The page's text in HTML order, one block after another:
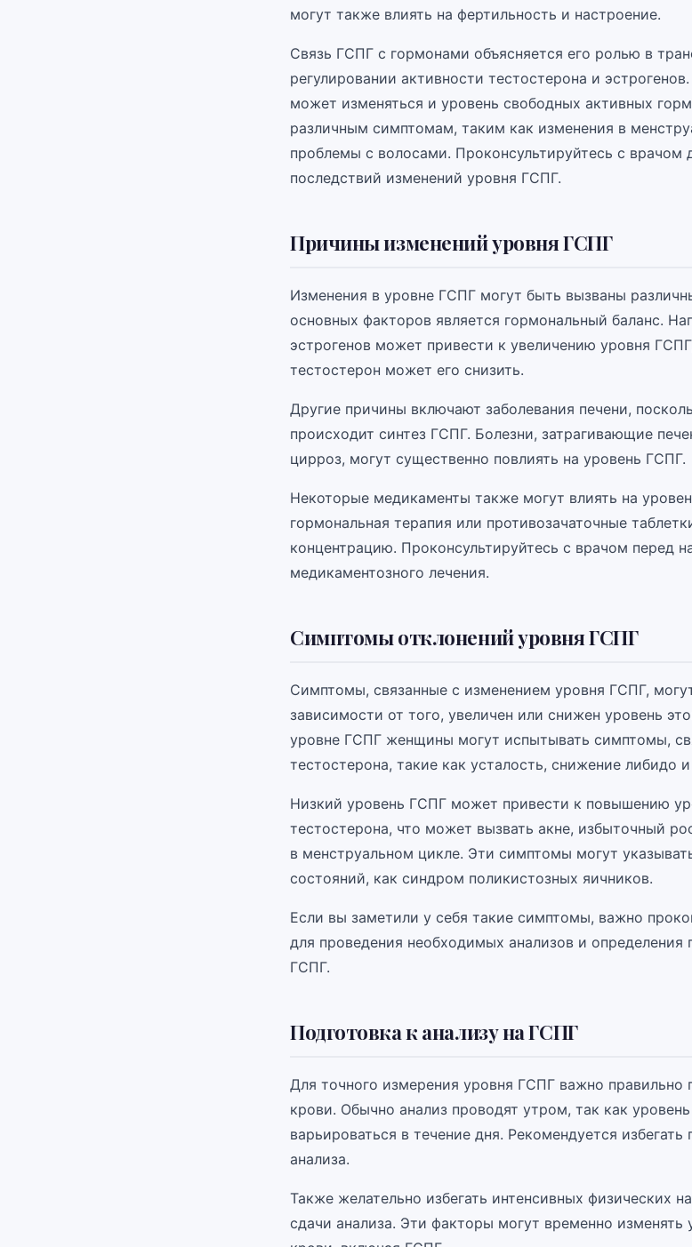
могут также влиять на фертильность и настроение.
Связь ГСПГ с гормонами объясняется его ролью в
регулировании активности тестостерона и
может изменяться и уровень свободных активных
различным симптомам, таким как изменения в
проблемы с волосами. Проконсультируйтесь с врачом
последствий изменений уровня ГСПГ.
Причины изменений уровня ГСПГ
Изменения в уровне ГСПГ могут быть вызваны
основных факторов является гормональный баланс.
эстрогенов может привести к увеличению уровня
тестостерон может его снизить.
Другие причины включают заболевания печени,
происходит синтез ГСПГ. Болезни, затрагивающие
цирроз, могут существенно повлиять на уровень ГСПГ.
Некоторые медикаменты также могут влиять на
гормональная терапия или противозачаточные
концентрацию. Проконсультируйтесь с врачом перед
медикаментозного лечения.
Симптомы отклонений уровня ГСПГ
Симптомы, связанные с изменением уровня ГСПГ,
зависимости от того, увеличен или снижен уровень
уровне ГСПГ женщины могут испытывать симптомы,
тестостерона, такие как усталость, снижение либидо
Низкий уровень ГСПГ может привести к повышению
тестостерона, что может вызвать акне, избыточный
в менструальном цикле. Эти симптомы могут
состояний, как синдром поликистозных яичников.
Если вы заметили у себя такие симптомы, важно
для проведения необходимых анализов и определения
ГСПГ.
Подготовка к анализу на ГСПГ
Для точного измерения уровня ГСПГ важно правильно
крови. Обычно анализ проводят утром, так как
варьироваться в течение дня. Рекомендуется
анализа.
Также желательно избегать интенсивных физических
сдачи анализа. Эти факторы могут временно изменять